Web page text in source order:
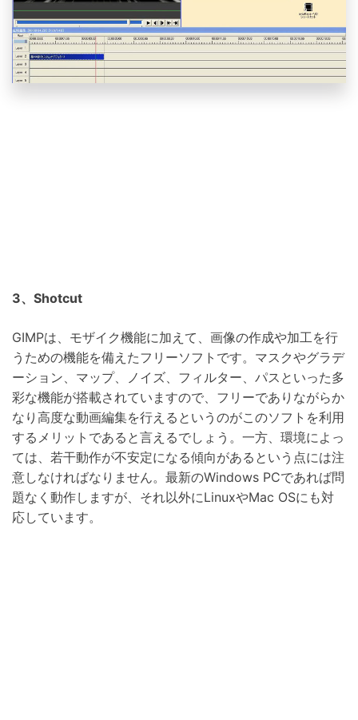
3、Shotcut
GIMPは、モザイク機能に加えて、画像の作成や加工を行
うための機能を備えたフリーソフトです。マスクやグラデ
ーション、マップ、ノイズ、フィルター、パスといった多
彩な機能が搭載されていますので、フリーでありながらか
なり高度な動画編集を行えるというのがこのソフトを利用
するメリットであると言えるでしょう。一方、環境によっ
ては、若干動作が不安定になる傾向があるという点には注
意しなければなりません。最新のWindows PCであれば問
題なく動作しますが、それ以外にLinuxやMac OSにも対
応しています。